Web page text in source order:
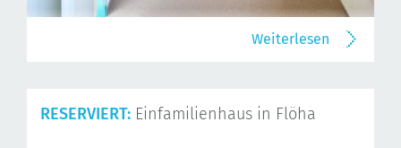
Weiterlesen
RESERVIERT: Einfamilienhaus in Flöha